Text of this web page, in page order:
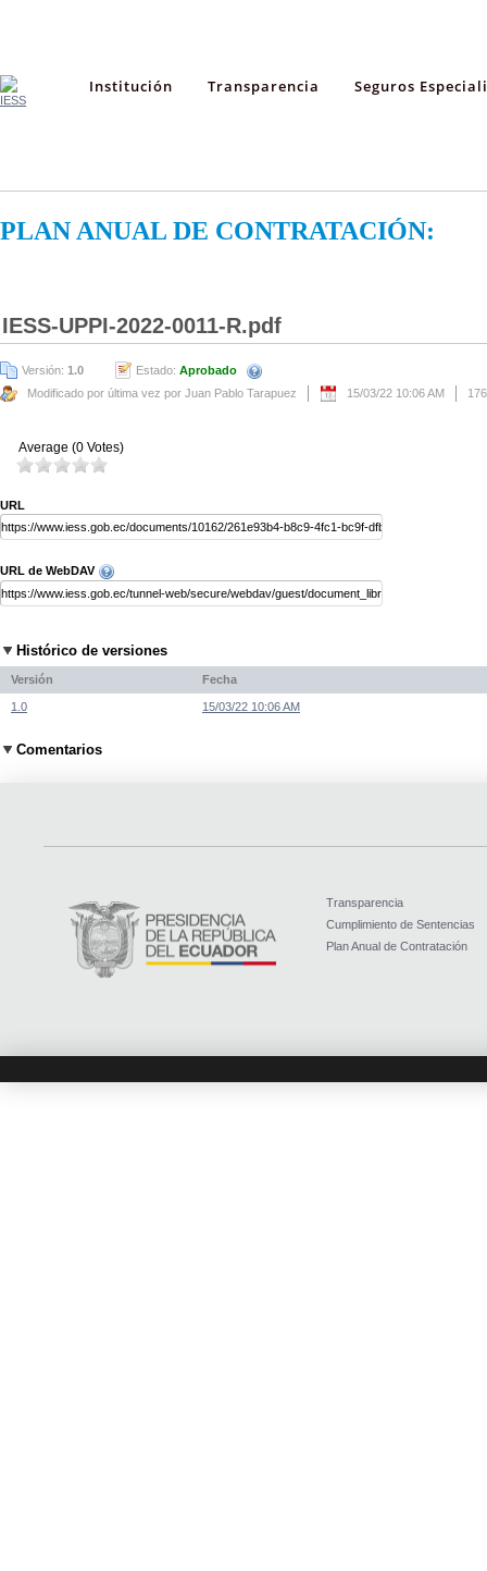
Institución Transparencia Seguros
PLAN ANUAL DE CONTRATACIÓN:
IESS-UPPI-2022-0011-R.pdf
Versión: 1.0 Estado: Aprobado
Modificado por última vez por Juan Pablo Tarapuez
15/03/22 10:06 AM
Average (0 Votes)
URL
URL de WebDAV
Histórico de versiones
Versión Fecha
1.0 15/03/22 10:06 AM
Comentarios
Transparencia
Cumplimiento de Sentencias
Plan Anual de Contratación